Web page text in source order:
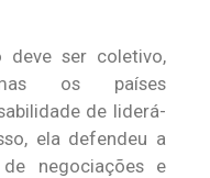
deve ser coletivo,
os países
de liderá-
ela defendeu a
negociações e